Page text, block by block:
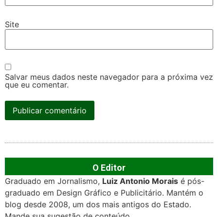
Site
Salvar meus dados neste navegador para a próxima vez
que eu comentar.
O Editor
Graduado em Jornalismo, Luiz Antonio Morais é pós-
graduado em Design Gráfico e Publicitário. Mantém o
blog desde 2008, um dos mais antigos do Estado.